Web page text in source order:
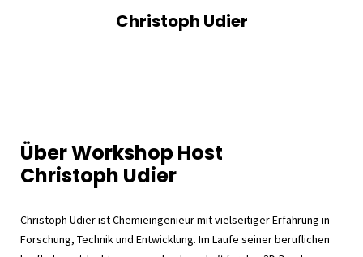
Christoph Udier
Über Workshop Host
Christoph Udier
Christoph Udier ist Chemieingenieur mit vielseitiger Erfahrung in
Forschung, Technik und Entwicklung. Im Laufe seiner beruflichen